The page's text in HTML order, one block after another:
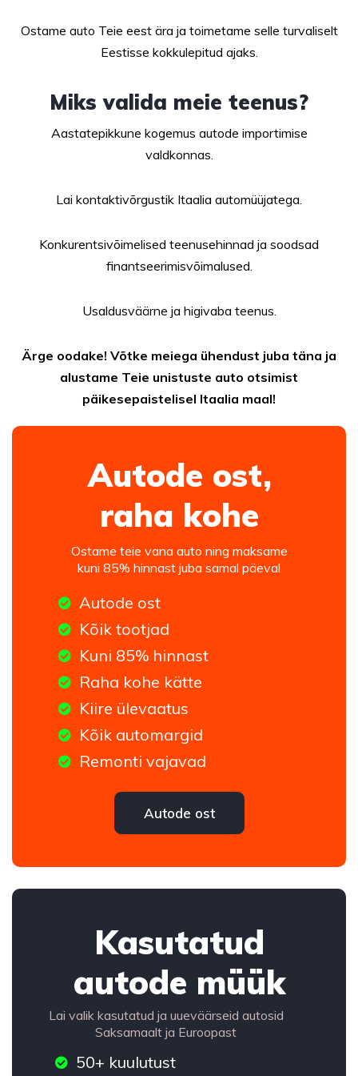
Ostame auto Teie eest ära ja toimetame selle turvaliselt
Eestisse kokkulepitud ajaks.
Miks valida meie teenus?
Aastatepikkune kogemus autode importimise
valdkonnas.
Lai kontaktivõrgustik Itaalia automüüjatega.
Konkurentsivõimelised teenusehinnad ja soodsad
finantseerimisvõimalused.
Usaldusväärne ja higivaba teenus.
Ärge oodake! Võtke meiega ühendust juba täna ja
alustame Teie unistuste auto otsimist
päikesepaistelisel Itaalia maal!
Autode ost,
raha kohe
Ostame teie vana auto ning maksame
kuni 85% hinnast juba samal päeval
Autode ost
Kõik tootjad
Kuni 85% hinnast
Raha kohe kätte
Kiire ülevaatus
Kõik automargid
Remonti vajavad
Autode ost
Kasutatud
autode müük
Lai valik kasutatud ja uueväärseid autosid
Saksamaalt ja Euroopast
50+ kuulutust